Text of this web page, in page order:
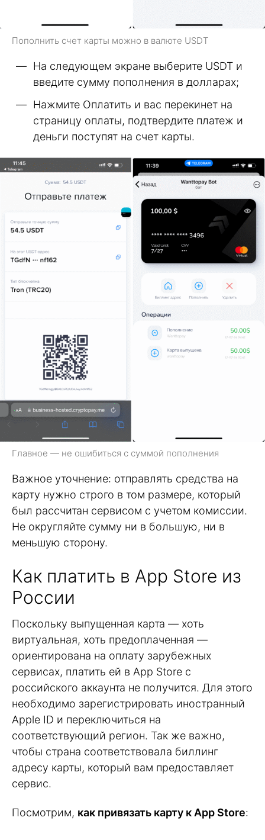
Пополнить счет карты можно в валюте USDT
На следующем экране выберите USDT и
введите сумму пополнения в долларах;
Нажмите Оплатить и вас перекинет на
страницу оплаты, подтвердите платеж и
деньги поступят на счет карты.
Главное — не ошибиться с суммой пополнения
Важное уточнение: отправлять средства на
карту нужно строго в том размере, который
был рассчитан сервисом с учетом комиссии.
Не округляйте сумму ни в большую, ни в
меньшую сторону.
Как платить в App Store из
России
Поскольку выпущенная карта — хоть
виртуальная, хоть предоплаченная —
ориентирована на оплату зарубежных
сервисах, платить ей в App Store с
российского аккаунта не получится. Для этого
необходимо зарегистрировать иностранный
Apple ID и переключиться на
соответствующий регион. Так же важно,
чтобы страна соответствовала биллинг
адресу карты, который вам предоставляет
сервис.
Посмотрим, как привязать карту к App Store: